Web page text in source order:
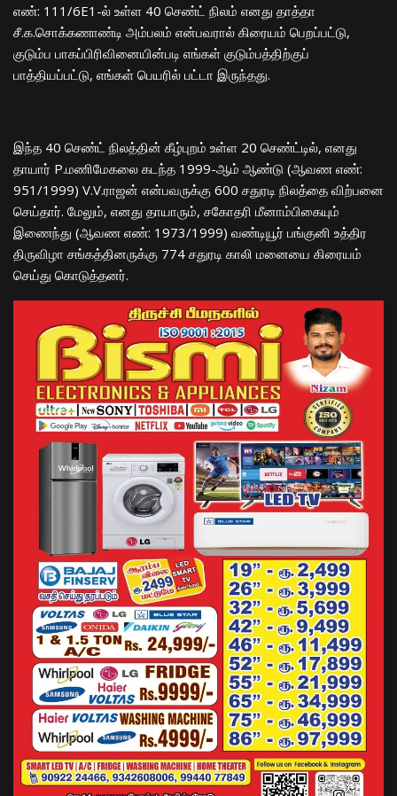
எண்: 111/6E1-ல் உள்ள 40 செண்ட் நிலம் எனது தாத்தா
சீ.க.சொக்கணாண்டி அம்பலம் என்பவரால் கிரையம் பெறப்பட்டு,
குடும்ப பாகப்பிரிவினையின்படி எங்கள் குடும்பத்திற்குப்
பாத்தியப்பட்டு, எங்கள் பெயரில் பட்டா இருந்தது.
இந்த 40 செண்ட் நிலத்தின் கீழ்புறம் உள்ள 20 செண்ட்டில், எனது
தாயார் P.மணிமேகலை கடந்த 1999-ஆம் ஆண்டு (ஆவண எண்:
951/1999) V.V.ராஜன் என்பவருக்கு 600 சதுரடி நிலத்தை விற்பனை
செய்தார். மேலும், எனது தாயாரும், சகோதரி மீனாம்பிகையும்
இணைந்து (ஆவண எண்: 1973/1999) வண்டியூர் பங்குனி உத்திர
திருவிழா சங்கத்தினருக்கு 774 சதுரடி காலி மனையை கிரையம்
செய்து கொடுத்தனர்.